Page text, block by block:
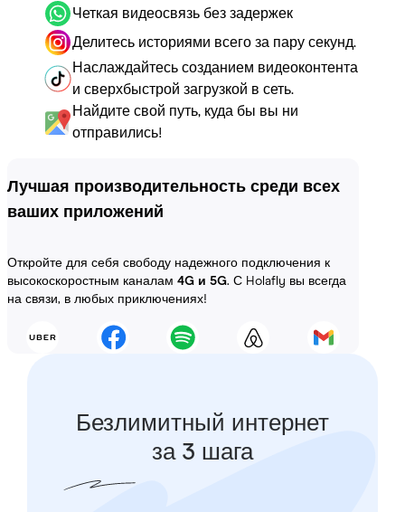
Четкая видеосвязь без задержек
Делитесь историями всего за пару секунд.
Наслаждайтесь созданием видеоконтента
и сверхбыстрой загрузкой в сеть.
Найдите свой путь, куда бы вы ни
отправились!
Лучшая производительность среди всех
ваших приложений
Откройте для себя свободу надежного подключения к
высокоскоростным каналам 4G и 5G. С Holafly вы всегда
на связи, в любых приключениях!
Безлимитный интернет
за 3 шага